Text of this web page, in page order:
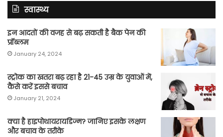
स्वास्थ्य
इन आदतों की वजह से बढ़ सकती है बैक पेन की
प्रॉब्लम
January 24, 2024
स्ट्रोक का खतरा बढ़ रहा है 21-45 उम्र के युवाओं में,
कैसे करें इससे बचाव
January 21, 2024
क्या है हाइपोथायरायडिज्म? जानिए इसके लक्षण
और बचाव के तरीके